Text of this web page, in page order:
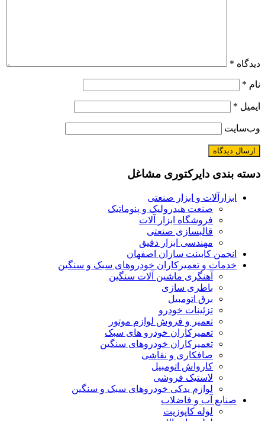
دیدگاه *
نام *
ایمیل *
وب‌سایت
دسته بندی دایرکتوری مشاغل
ابزارآلات و ابزار صنعتی
صنعت هیدرولیک و پنوماتیک
فروشگاه ابزار آلات
قالبسازی صنعتی
مهندسی ابزار دقیق
انجمن کابینت سازان اصفهان
خدمات و تعمیرکاران خودروهای سبک و سنگین
آهنگری ماشین آلات سنگین
باطری سازی
برق اتومبیل
تزئینات خودرو
تعمیر و فروش لوازم موتور
تعمیرکاران خودرو های سبک
تعمیرکاران خودروهای سنگین
صافکاری و نقاشی
کارواش اتومبیل
لاستیک فروشی
لوازم یدکی خودروهای سبک و سنگین
صنایع آب و فاضلاب
لوله کاپوزیت